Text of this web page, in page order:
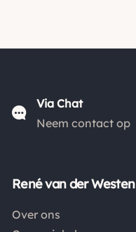
Via Chat
Neem contact op
René van der Westen
Over ons